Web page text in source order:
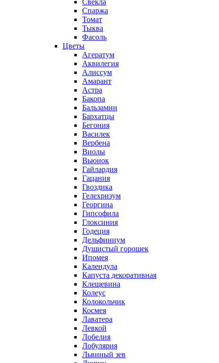
Свекла
Спаржа
Томат
Тыква
Фасоль
Цветы
Агератум
Аквилегия
Алиссум
Амарант
Астра
Бакопа
Бальзамин
Бархатцы
Бегония
Василек
Вербена
Виолы
Вьюнок
Гайлардия
Гацания
Гвоздика
Гелехризум
Георгина
Гипсофила
Глоксиния
Годеция
Дельфиниум
Душистый горошек
Ипомея
Календула
Капуста декоративная
Клещевина
Колеус
Колокольчик
Космея
Лаватера
Левкой
Лобелия
Лобулярия
Львиный зев